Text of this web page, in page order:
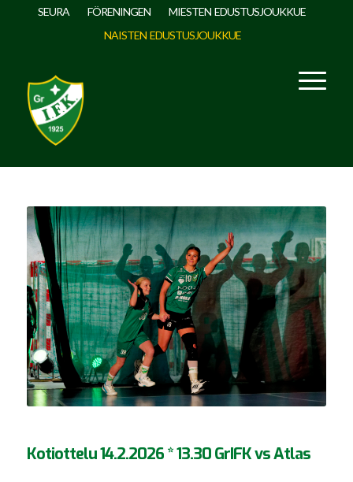
SEURA FÖRENINGEN
MIESTEN EDUSTUSJOUKKUE
NAISTEN EDUSTUSJOUKKUE
Kotiottelu 14.2.2026 * 13.30 GrIFK vs Atlas